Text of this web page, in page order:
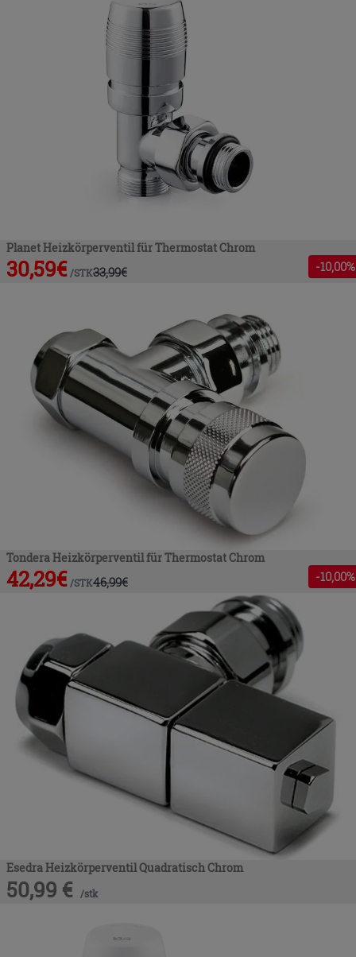
Planet Heizkörperventil für Thermostat Chrom
30,59€ /STK33,99€ -10,00%
Tondera Heizkörperventil für Thermostat Chrom
42,29€ /STK46,99€ -10,00%
Esedra Heizkörperventil Quadratisch Chrom
50,99 € /stk